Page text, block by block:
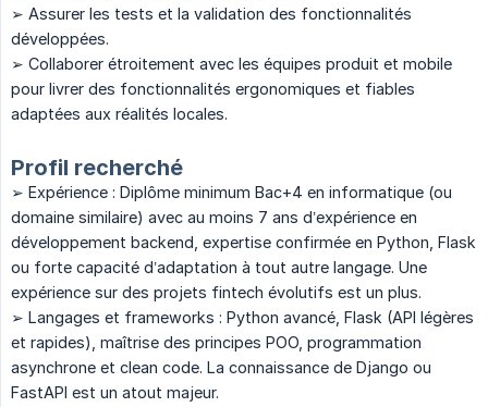
➢ Assurer les tests et la validation des fonctionnalités
développées.
➢ Collaborer étroitement avec les équipes produit et mobile
pour livrer des fonctionnalités ergonomiques et fiables
adaptées aux réalités locales.
Profil recherché
➢ Expérience : Diplôme minimum Bac+4 en informatique (ou
domaine similaire) avec au moins 7 ans d’expérience en
développement backend, expertise confirmée en Python, Flask
ou forte capacité d’adaptation à tout autre langage. Une
expérience sur des projets fintech évolutifs est un plus.
➢ Langages et frameworks : Python avancé, Flask (API légères
et rapides), maîtrise des principes POO, programmation
asynchrone et clean code. La connaissance de Django ou
FastAPI est un atout majeur.